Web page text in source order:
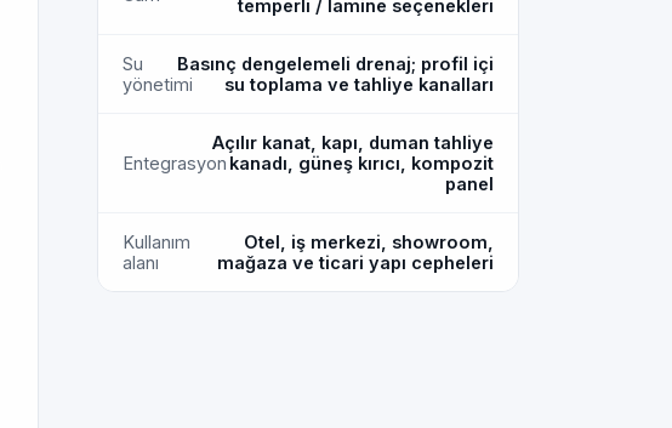
temperli / lamine seçenekleri
Su
yönetimi
Basınç dengelemeli drenaj; profil içi
su toplama ve tahliye kanalları
Entegrasyon
Açılır kanat, kapı, duman tahliye
kanadı, güneş kırıcı, kompozit
panel
Kullanım
alanı
Otel, iş merkezi, showroom,
mağaza ve ticari yapı cepheleri